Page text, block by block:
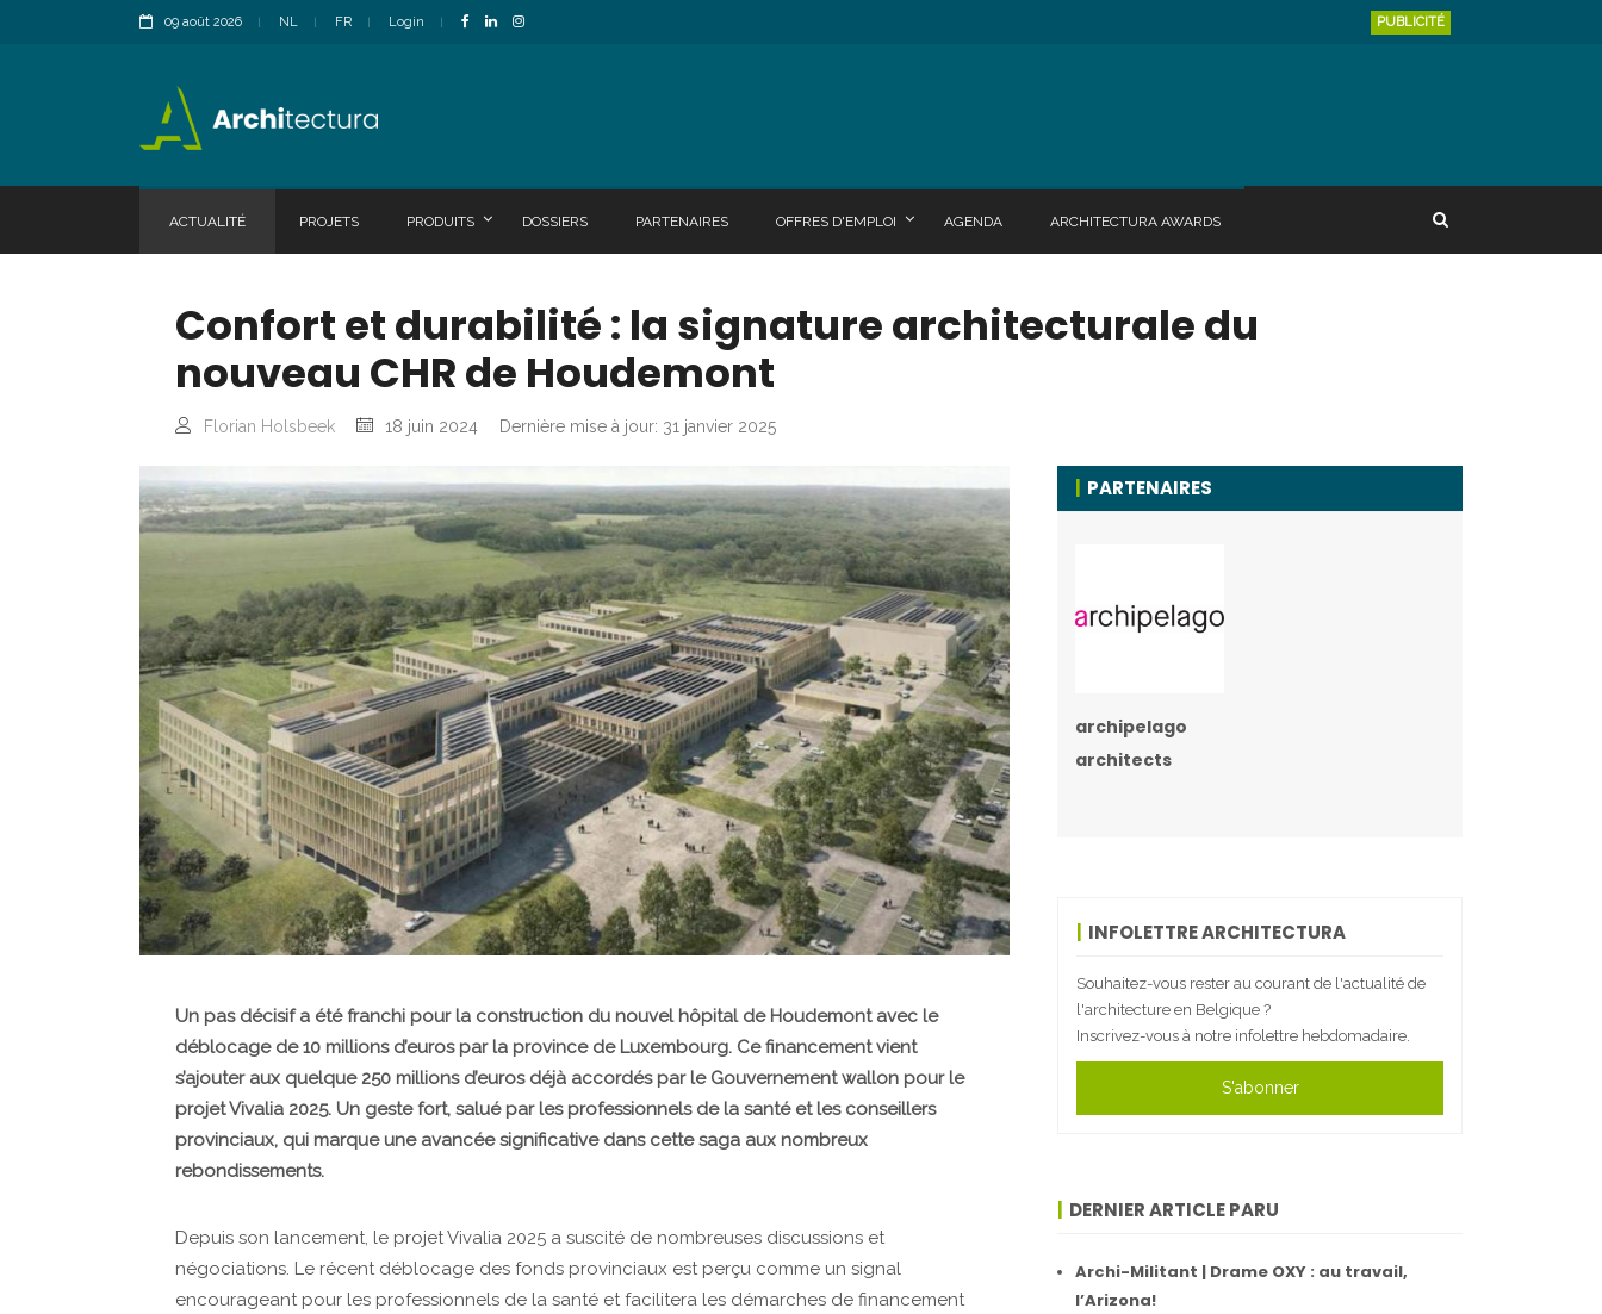
09 août 2026 NL FR Login PUBLICITÉ
ACTUALITÉ PROJETS PRODUITS DOSSIERS PARTENAIRES OFFRES D'EMPLOI AGENDA ARCHITECTURA AWARDS
Confort et durabilité : la signature architecturale du
nouveau CHR de Houdemont
Florian Holsbeek 18 juin 2024 Dernière mise à jour: 31 janvier 2025
Un pas décisif a été franchi pour la construction du nouvel hôpital de Houdemont avec le
déblocage de 10 millions d’euros par la province de Luxembourg. Ce financement vient
s’ajouter aux quelque 250 millions d’euros déjà accordés par le Gouvernement wallon pour le
projet Vivalia 2025. Un geste fort, salué par les professionnels de la santé et les conseillers
provinciaux, qui marque une avancée significative dans cette saga aux nombreux
rebondissements.
Depuis son lancement, le projet Vivalia 2025 a suscité de nombreuses discussions et
négociations. Le récent déblocage des fonds provinciaux est perçu comme un signal
encourageant pour les professionnels de la santé et facilitera les démarches de financement
PARTENAIRES
archipelago
architects
INFOLETTRE ARCHITECTURA
Souhaitez-vous rester au courant de l'actualité de
l'architecture en Belgique ?
Inscrivez-vous à notre infolettre hebdomadaire.
S'abonner
DERNIER ARTICLE PARU
Archi-Militant | Drame OXY : au travail,
l’Arizona!